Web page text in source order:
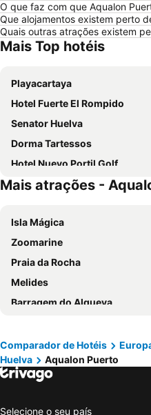
O que faz com que Aqualon
Que alojamentos existem perto
Quais outras atrações existem
Mais Top hotéis
Playacartaya
Hotel Fuerte El Rompido
Senator Huelva
Dorma Tartessos
Hotel Nuevo Portil Golf
Martín Alonso Pinzón
Hotel Familia Conde
Pato Rojo
Hotel Ayamontino
Costa De La Luz
Leo Enebrales
Hotel La Pinta
Cortijo Los Conquistadores
Hostal Niza
Mais atrações -
Isla Mágica
Zoomarine
Praia da Rocha
Melides
Barragem do Alqueva
Praia da Oura
Praia de São Rafael
do Vau
Comparador de Hotéis
Huelva
Aqualon Puerto
Selecione o seu país